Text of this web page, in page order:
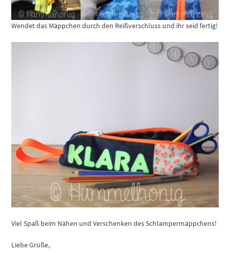
Wendet das Mäppchen durch den Reißverschluss und ihr seid fertig!
Viel Spaß beim Nähen und Verschenken des Schlampermäppchens!
Liebe Grüße,